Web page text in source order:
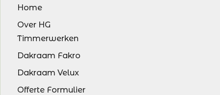
Home
Over HG
Timmerwerken
Dakraam Fakro
Dakraam Velux
Offerte Formulier